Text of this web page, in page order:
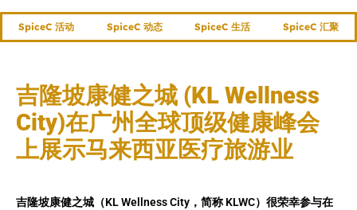
SpiceC 活动 SpiceC 动态 SpiceC 生活 SpiceC 汇聚
吉隆坡康健之城 (KL Wellness
City)在广州全球顶级健康峰会
上展示马来西亚医疗旅游业
吉隆坡康健之城（KL Wellness City，简称 KLWC）很荣幸参与在